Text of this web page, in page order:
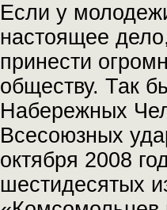
Если у
настоящее
принести
обществу. Так
Набережных
Всесоюзных
октября 2008
шестидесятых